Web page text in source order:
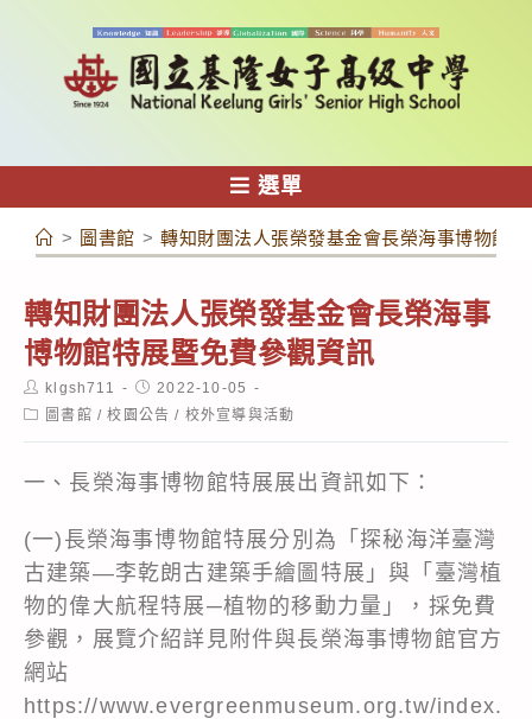
容
選單
> 圖書館 > 轉知財團法人張榮發基金會長榮海事博物館
轉知財團法人張榮發基金會長榮海事
博物館特展暨免費參觀資訊
Post
author:
klgsh711
Post
published:
2022-10-05
Post圖書館 / 校園公告 / 校外宣導與活動
一、長榮海事博物館特展展出資訊如下：
(一)長榮海事博物館特展分別為「探秘海洋臺灣
古建築—李乾朗古建築手繪圖特展」與「臺灣植
物的偉大航程特展─植物的移動力量」，採免費
參觀，展覽介紹詳見附件與長榮海事博物館官方
網站
https://www.evergreenmuseum.org.tw/index.